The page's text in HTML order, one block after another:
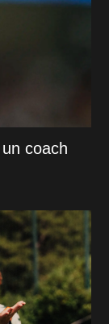
coach